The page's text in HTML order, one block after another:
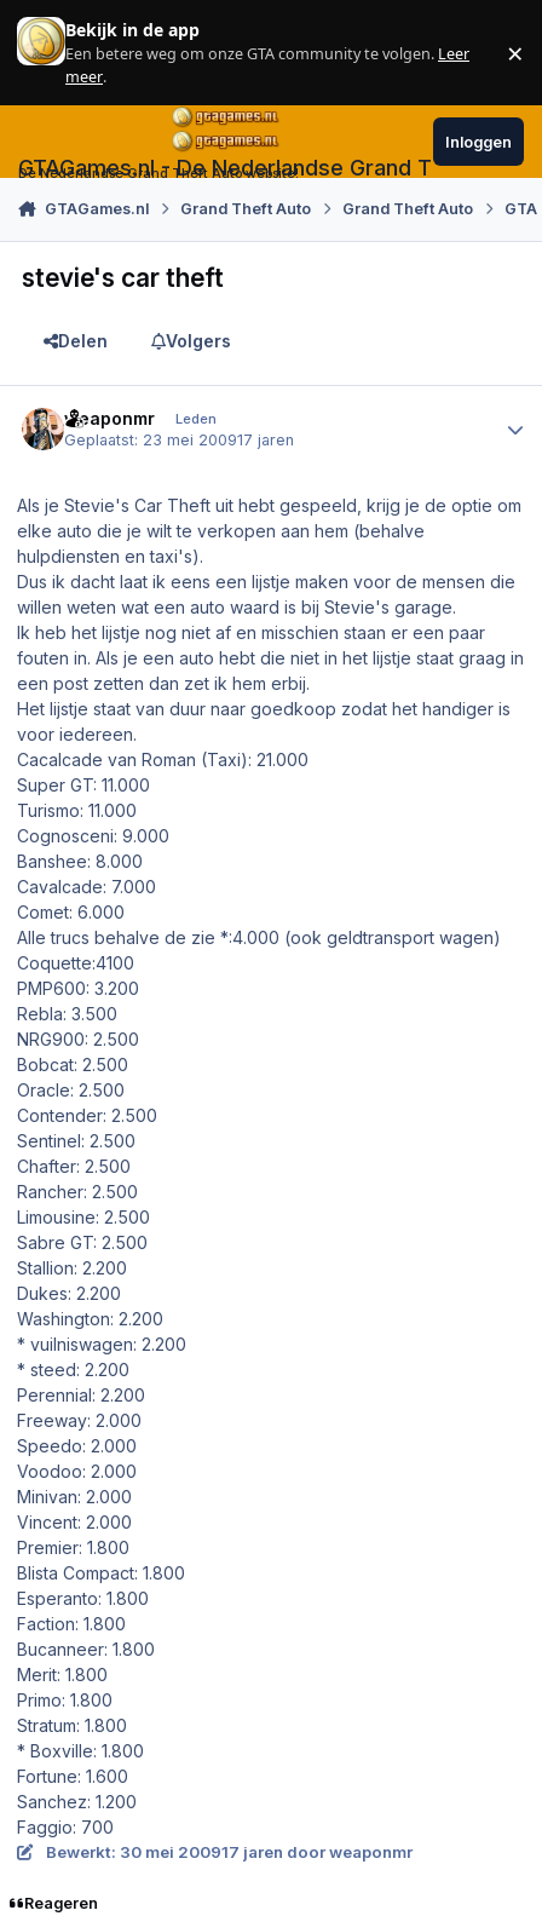
Skip to content
Bekijk in de app
Een betere weg om onze GTA community te volgen. Leer
meer.
×
GTAGames.nl - De Nederlandse Grand Theft Auto
De Nederlandse Grand Theft Auto website!
Inloggen
GTAGames.nl Grand Theft Auto Grand Theft Auto
stevie's car theft
Delen Volgers
weaponmr Leden
Geplaatst: 23 mei 200917 jaren
Als je Stevie's Car Theft uit hebt gespeeld, krijg je de optie om
elke auto die je wilt te verkopen aan hem (behalve
hulpdiensten en taxi's).
Dus ik dacht laat ik eens een lijstje maken voor de mensen die
willen weten wat een auto waard is bij Stevie's garage.
Ik heb het lijstje nog niet af en misschien staan er een paar
fouten in. Als je een auto hebt die niet in het lijstje staat graag in
een post zetten dan zet ik hem erbij.
Het lijstje staat van duur naar goedkoop zodat het handiger is
voor iedereen.
Cacalcade van Roman (Taxi): 21.000
Super GT: 11.000
Turismo: 11.000
Cognosceni: 9.000
Banshee: 8.000
Cavalcade: 7.000
Comet: 6.000
Alle trucs behalve de zie *:4.000 (ook geldtransport wagen)
Coquette:4100
PMP600: 3.200
Rebla: 3.500
NRG900: 2.500
Bobcat: 2.500
Oracle: 2.500
Contender: 2.500
Sentinel: 2.500
Chafter: 2.500
Rancher: 2.500
Limousine: 2.500
Sabre GT: 2.500
Stallion: 2.200
Dukes: 2.200
Washington: 2.200
* vuilniswagen: 2.200
* steed: 2.200
Perennial: 2.200
Freeway: 2.000
Speedo: 2.000
Voodoo: 2.000
Minivan: 2.000
Vincent: 2.000
Premier: 1.800
Blista Compact: 1.800
Esperanto: 1.800
Faction: 1.800
Bucanneer: 1.800
Merit: 1.800
Primo: 1.800
Stratum: 1.800
* Boxville: 1.800
Fortune: 1.600
Sanchez: 1.200
Faggio: 700
Bewerkt: 30 mei 200917 jaren door weaponmr
Reageren